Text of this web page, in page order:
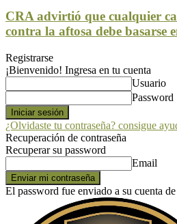
CRA advirtió que cualquier
contra la aftosa debe basarse
Registrarse
¡Bienvenido! Ingresa en tu cuenta
Usuario
Password
¿Olvidaste tu contraseña? consigue
Recuperación de contraseña
Recuperar su password
Email
El password fue enviado a su cuenta